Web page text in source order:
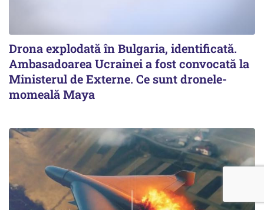
Drona explodată în Bulgaria, identificată.
Ambasadoarea Ucrainei a fost convocată la
Ministerul de Externe. Ce sunt dronele-
momeală Maya